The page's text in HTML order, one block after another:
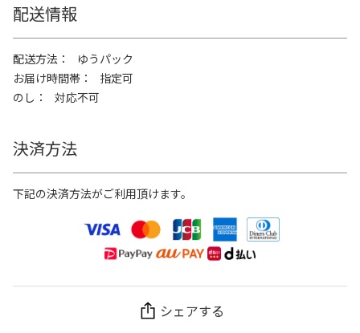
配送情報
配送方法
ゆうパック
お届け時間帯
指定可
のし
対応不可
決済方法
下記の決済方法がご利用頂けます。
シェアする